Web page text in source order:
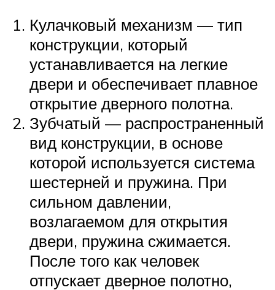
Кулачковый механизм — тип
конструкции, который
устанавливается на легкие
двери и обеспечивает плавное
открытие дверного полотна.
Зубчатый — распространенный
вид конструкции, в основе
которой используется система
шестерней и пружина. При
сильном давлении,
возлагаемом для открытия
двери, пружина сжимается.
После того как человек
отпускает дверное полотно,